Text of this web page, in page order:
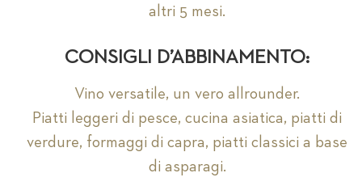
altri 5 mesi.
CONSIGLI D’ABBINAMENTO:
Vino versatile, un vero allrounder.
Piatti leggeri di pesce, cucina asiatica, piatti di
verdure, formaggi di capra, piatti classici a base
di asparagi.